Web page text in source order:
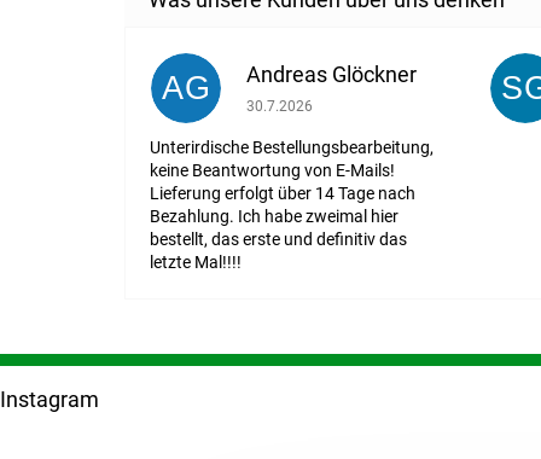
AG Andreas Glöckner
Die Shop-Bewertung beträgt 1 von 5
30.7.2026
Unterirdische Bestellungsbearbeitung,
keine Beantwortung von E-Mails!
Lieferung erfolgt über 14 Tage nach
Bezahlung. Ich habe zweimal hier
bestellt, das erste und definitiv das
letzte Mal!!!!
F
u
Instagram